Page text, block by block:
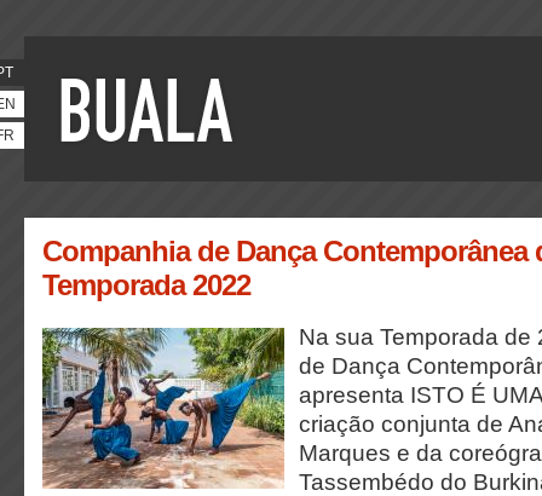
Companhia de Dança Contemporânea
Temporada 2022
Na sua Temporada de
de Dança
apresenta ISTO É
criação conjunta de
Marques e da
Tassembédo do